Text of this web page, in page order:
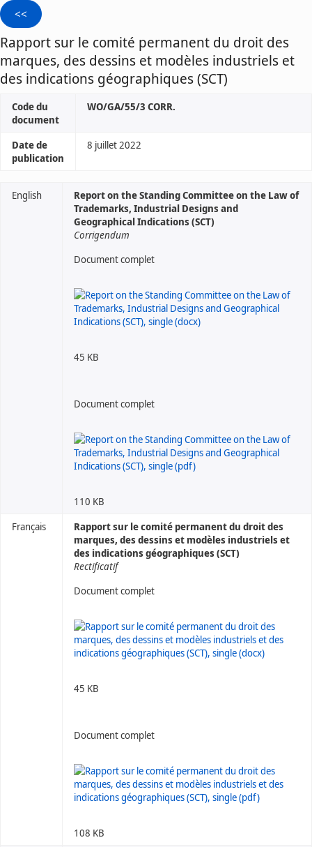
Rapport sur le comité permanent du droit des
marques, des dessins et modèles industriels et
des indications géographiques (SCT)
Code du
document
WO/GA/55/3 CORR.
Date de
publication
8 juillet 2022
English
Report on the Standing Committee on the Law of
Trademarks, Industrial Designs and
Geographical Indications (SCT)
Corrigendum
Document complet
45 KB
Document complet
110 KB
Français
Rapport sur le comité permanent du droit des
marques, des dessins et modèles industriels et
des indications géographiques (SCT)
Rectificatif
Document complet
45 KB
Document complet
108 KB